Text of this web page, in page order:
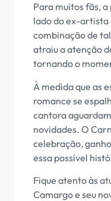
Para muitos fãs,
lado do ex-artista
combinação de
atraiu a atenção
tornando o
À medida que as
romance se
cantora
novidades. O
celebração,
essa possível
Fique atento às
Camargo e seu